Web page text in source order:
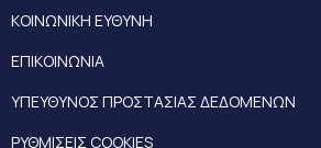
ΚΟΙΝΩΝΙΚΗ ΕΥΘΥΝΗ
ΕΠΙΚΟΙΝΩΝΙΑ
ΥΠΕΥΘΥΝΟΣ ΠΡΟΣΤΑΣΙΑΣ ΔΕΔΟΜΕΝΩΝ
ΡΥΘΜΙΣΕΙΣ COOKIES